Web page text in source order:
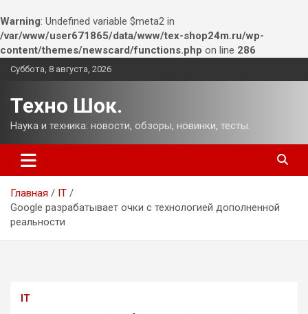
Warning: Undefined variable $meta2 in
/var/www/user671865/data/www/tex-shop24m.ru/wp-
content/themes/newscard/functions.php on line 286
Перейти
Суббота, 8 августа, 2026
Техно Шок.
Наука и техника: новости, обзоры, новинки, тесты.
Главная
IT
Google разрабатывает очки с технологией дополненной
реальности
IT